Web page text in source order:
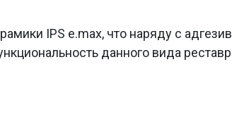
IPS e.max, что наряду с
данного вида